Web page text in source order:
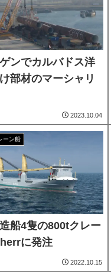
ンでカルバドス洋
部材のマーシャリ
2023.10.04
ーン船
船4隻の800tクレー
に発注
2022.10.15